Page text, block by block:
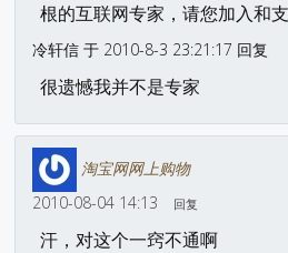
根的互联网专家，请您加入和
冷轩信 于 2010-8-3 23:21:17 回复
很遗憾我并不是专家
淘宝网网上购物
2010-08-04 14:13
回复
汗，对这个一窍不通啊